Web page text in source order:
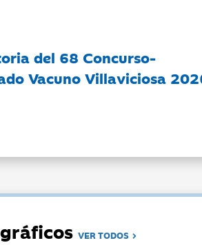
del 68 Concurso-
Vacuno Villaviciosa
VER TODOS